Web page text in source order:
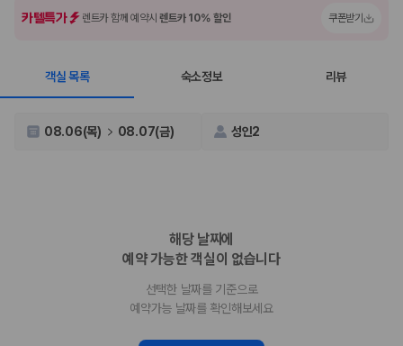
제주렌트카 가격비교는 카모아에서 한 번에
제주도 렌트카는 업체마다 차량 가격, 보험 조건, 면책금, 보상 한도, 인수
장소, 취소 규정이 다릅니다. 카모아는 여러 제주 렌트카 업체의 조건을 한
경차, 소형, 준중형, 중형, SUV, 승합차 등 여행
인원에 맞는 차종별 가격을 비교합니다.
제주공항 인수 조건 비교: 셔틀 이동, 인수 위치, 반납 편의성을 함께
비교 후 원하는 차량을 바로 예약할 수 있습니다.
카텔특가 렌트카 함께 예약시렌트카 10% 할인 쿠폰받기
객실 목록 숙소정보 리뷰
08.06(목) 08.07(금) 성인2
해당 날짜에
예약 가능한 객실이 없습니다
선택한 날짜를 기준으로
예약가능 날짜를 확인해보세요